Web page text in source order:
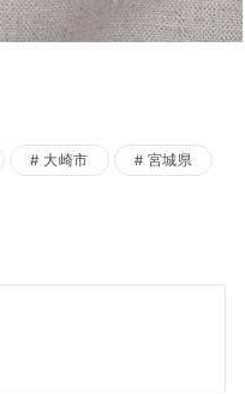
大崎市 宮城県